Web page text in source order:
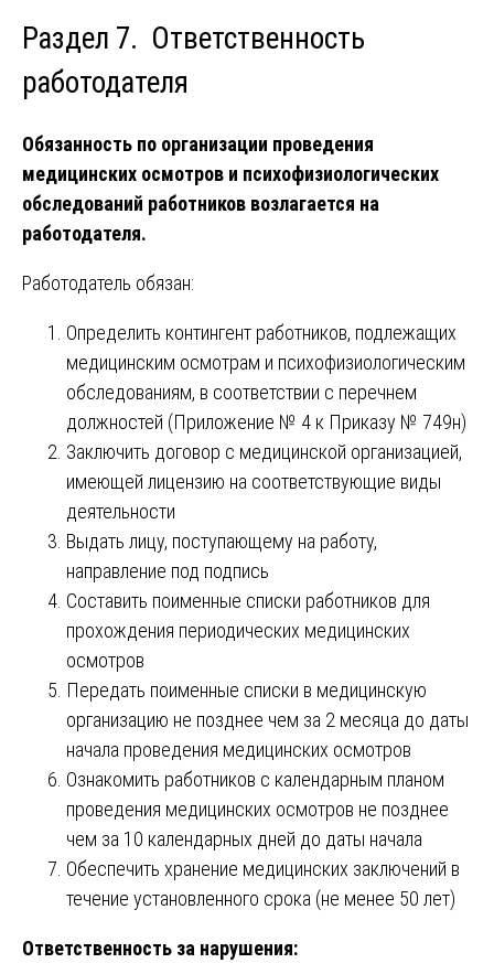
Раздел 7. Ответственность
работодателя
Обязанность по организации проведения
медицинских осмотров и психофизиологических
обследований работников возлагается на
работодателя.
Работодатель обязан:
Определить контингент работников, подлежащих
медицинским осмотрам и психофизиологическим
обследованиям, в соответствии с перечнем
должностей (Приложение № 4 к Приказу № 749н)
Заключить договор с медицинской организацией,
имеющей лицензию на соответствующие виды
деятельности
Выдать лицу, поступающему на работу,
направление под подпись
Составить поименные списки работников для
прохождения периодических медицинских
осмотров
Передать поименные списки в медицинскую
организацию не позднее чем за 2 месяца до даты
начала проведения медицинских осмотров
Ознакомить работников с календарным планом
проведения медицинских осмотров не позднее
чем за 10 календарных дней до даты начала
Обеспечить хранение медицинских заключений в
течение установленного срока (не менее 50 лет)
Ответственность за нарушения: